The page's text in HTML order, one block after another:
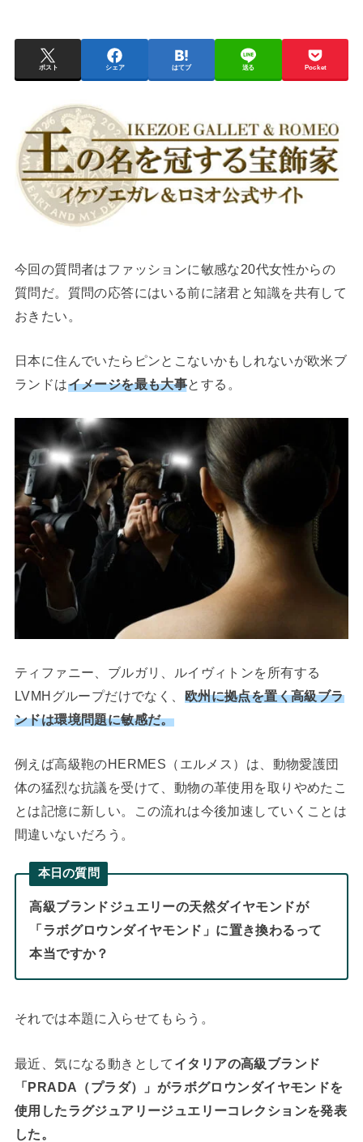
ポスト シェア はてブ 送る Pocket
今回の質問者はファッションに敏感な20代女性からの
質問だ。質問の応答にはいる前に諸君と知識を共有して
おきたい。
日本に住んでいたらピンとこないかもしれないが欧米ブ
ランドはイメージを最も大事とする。
ティファニー、ブルガリ、ルイヴィトンを所有する
LVMHグループだけでなく、 欧州に拠点を置く高級ブラ
ンドは環境問題に敏感だ。
例えば高級鞄のHERMES（エルメス）は、動物愛護団
体の猛烈な抗議を受けて、動物の革使用を取りやめたこ
とは記憶に新しい。この流れは今後加速していくことは
間違いないだろう。
本日の質問
高級ブランドジュエリーの天然ダイヤモンドが
「ラボグロウンダイヤモンド」に置き換わるって
本当ですか？
それでは本題に入らせてもらう。
最近、気になる動きとして イタリアの高級ブランド
「PRADA（プラダ）」がラボグロウンダイヤモンドを
使用したラグジュアリージュエリーコレクションを発表
した。